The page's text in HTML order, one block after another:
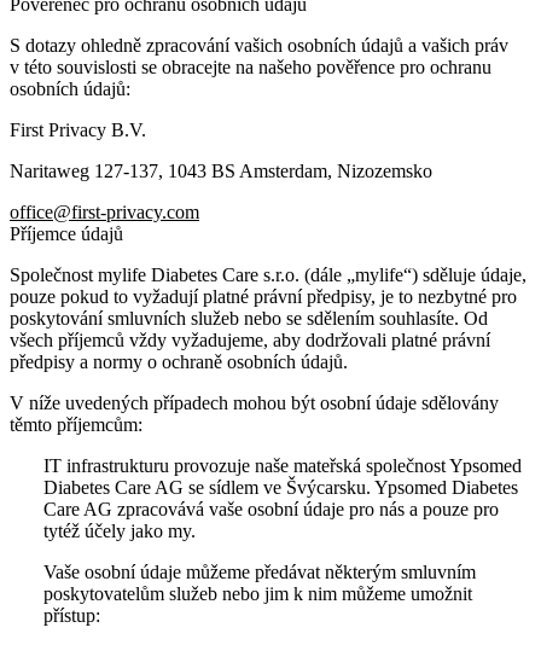
Pověřenec pro ochranu osobních údajů
S dotazy ohledně zpracování vašich osobních údajů a vašich práv
v této souvislosti se obracejte na našeho pověřence pro ochranu
osobních údajů:
First Privacy B.V.
Naritaweg 127-137, 1043 BS Amsterdam, Nizozemsko
office@first-privacy.com
Příjemce údajů
Společnost mylife Diabetes Care s.r.o. (dále „mylife“) sděluje údaje,
pouze pokud to vyžadují platné právní předpisy, je to nezbytné pro
poskytování smluvních služeb nebo se sdělením souhlasíte. Od
všech příjemců vždy vyžadujeme, aby dodržovali platné právní
předpisy a normy o ochraně osobních údajů.
V níže uvedených případech mohou být osobní údaje sdělovány
těmto příjemcům:
IT infrastrukturu provozuje naše mateřská společnost Ypsomed
Diabetes Care AG se sídlem ve Švýcarsku. Ypsomed Diabetes
Care AG zpracovává vaše osobní údaje pro nás a pouze pro
tytéž účely jako my.
Vaše osobní údaje můžeme předávat některým smluvním
poskytovatelům služeb nebo jim k nim můžeme umožnit
přístup: